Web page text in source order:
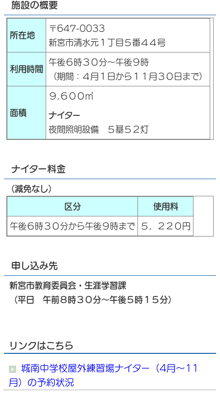
施設の概要
所在地
〒647-0033
新宮市清水元１丁目５番４４号
利用時間
午後６時３０分～午後９時
（期間：４月１日から１１月３０日まで）
面積
９,６００㎡
ナイター
夜間照明設備 ５基５２灯
ナイター料金
（減免なし）
区分 使用料
午後６時３０分から午後９時まで ５，２２０円
申し込み先
新宮市教育委員会・生涯学習課
（平日 午前８時３０分～午後５時１５分）
リンクはこちら
城南中学校屋外練習場ナイター（4月～11
月）の予約状況